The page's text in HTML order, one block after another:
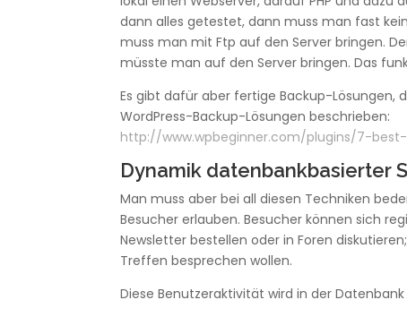
dann alles getestet, dann muss man fast
muss man mit Ftp auf den Server bringen.
müsste man auf den Server bringen. Das
Es gibt dafür aber fertige Backup-Lösungen,
WordPress-Backup-Lösungen beschrieben:
http://www.wpbeginner.com/plugins/7-
Dynamik datenbankbasierter
Man muss aber bei all diesen Techniken
Besucher erlauben. Besucher können sich
Newsletter bestellen oder in Foren
Treffen besprechen wollen.
Diese Benutzeraktivität wird in der